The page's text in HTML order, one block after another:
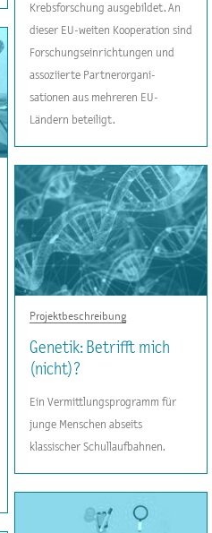
Krebsforschung ausgebildet. An
dieser EU-weiten Kooperation sind
Forschungseinrichtungen und
assoziierte Partnerorgani-
sationen aus mehreren EU-
Ländern beteiligt.
Projektbeschreibung
Genetik: Betrifft mich
(nicht)?
Ein Vermittlungsprogramm für
junge Menschen abseits
klassischer Schullaufbahnen.